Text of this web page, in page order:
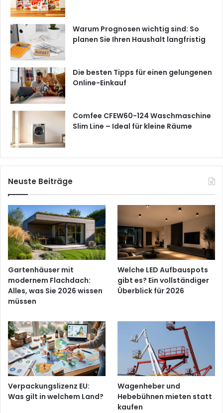
Warum Prognosen wichtig sind: So
planen Sie Ihren Haushalt langfristig
Die besten Tipps für einen gelungenen
Online-Einkauf
Comfee CFEW60-124 Waschmaschine
Slim Line – Ideal für kleine Räume
Neuste Beiträge
Gartenhäuser mit
modernem Flachdach:
Alles, was Sie 2026 wissen
müssen
Welche LED Aufbauspots
gibt es? Ein vollständiger
Überblick für 2026
Verpackungslizenz EU:
Was gilt in welchem Land?
Wagenheber und
Hebebühnen mieten statt
kaufen